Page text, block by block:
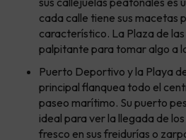
cada calle tiene sus macetas
característico. La Plaza de
palpitante para tomar algo a
Puerto Deportivo y la Playa
principal flanquea todo el
paseo marítimo. Su puerto
ideal para ver la llegada de
fresco en sus freidurías o